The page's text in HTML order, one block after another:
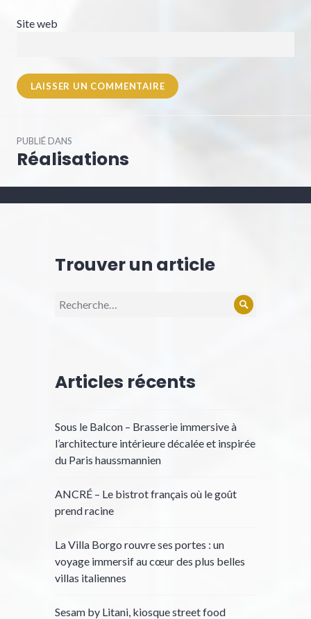
Site web
dePUBLIÉ DANS
Réalisations
Trouver un article
Recherche
Rechercher
Articles récents
Sous le Balcon – Brasserie immersive à
l’architecture intérieure décalée et inspirée
du Paris haussmannien
ANCRÉ – Le bistrot français où le goût
prend racine
La Villa Borgo rouvre ses portes : un
voyage immersif au cœur des plus belles
villas italiennes
Sesam by Litani, kiosque street food